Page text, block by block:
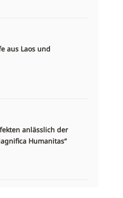
aus Laos und
anlässlich der
Humanitas“